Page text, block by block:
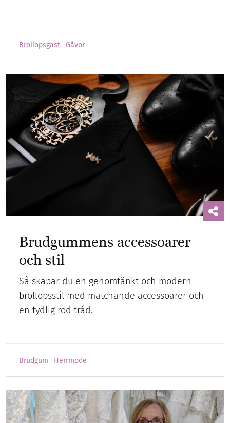
Bröllopsgäst Gåvor
Brudgummens accessoarer
och stil
Så skapar du en genomtänkt och modern
bröllopsstil med matchande accessoarer och
en tydlig röd tråd.
Brudgum Herrmode